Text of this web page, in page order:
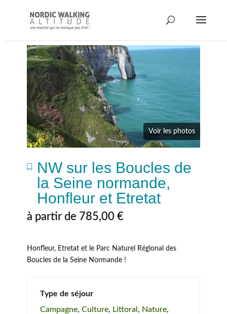
Voir les photos
NW sur les Boucles de
la Seine normande,
Honfleur et Etretat
à partir de 785,00 €
Honfleur, Etretat et le Parc Naturel Régional des
Boucles de la Seine Normande !
Type de séjour
Campagne, Culture, Littoral , Nature,